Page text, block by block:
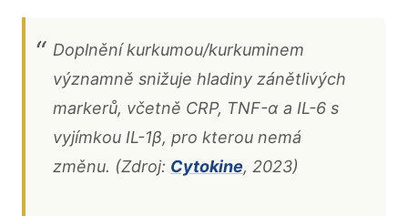
Doplnění kurkumou/kurkuminem
významně snižuje hladiny zánětlivých
markerů, včetně CRP, TNF-α a IL-6 s
vyjímkou IL-1β, pro kterou nemá
změnu. (Zdroj: Cytokine, 2023)